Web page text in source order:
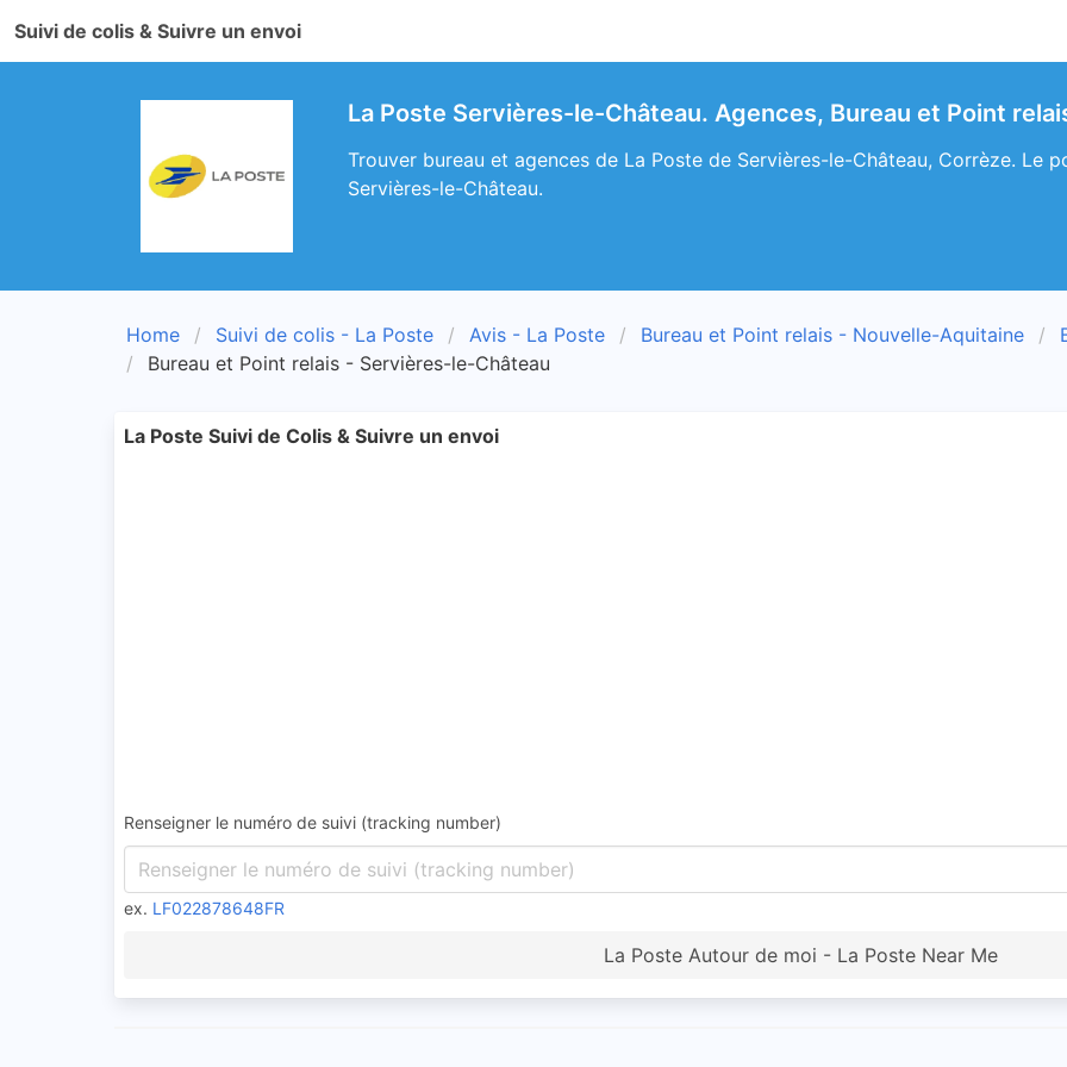
Suivi de colis & Suivre un envoi
La Poste Servières-le-Château. Agences, Bureau et Point
Trouver bureau et agences de La Poste de Servières-le-Château, Corrèze. Le
Servières-le-Château.
Home Suivi de colis - La Poste Avis - La Poste Bureau et Point relais - Nouvelle-Aquitaine
Bureau et Point relais - Servières-le-Château
La Poste Suivi de Colis & Suivre un envoi
Renseigner le numéro de suivi (tracking number)
ex. LF022878648FR
La Poste Autour de moi - La Poste Near Me